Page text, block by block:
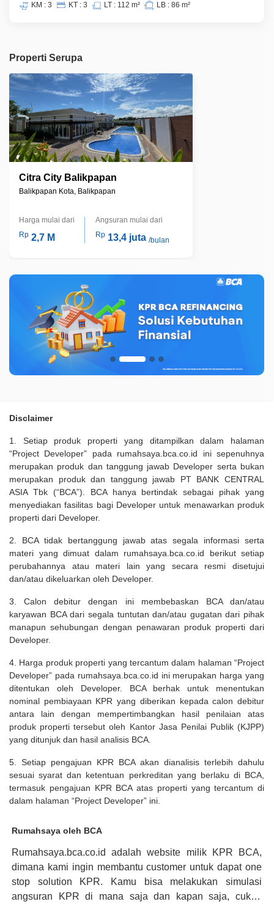
KM : 3 KT : 3 LT : 112 m² LB : 86 m²
Properti Serupa
Citra City Balikpapan
Balikpapan Kota, Balikpapan
Harga mulai dari
Rp 2,7 M
Angsuran mulai dari
Rp 13,4 juta /bulan
Disclaimer
1. Setiap produk properti yang ditampilkan dalam halaman
“Project Developer” pada rumahsaya.bca.co.id ini sepenuhnya
merupakan produk dan tanggung jawab Developer serta bukan
merupakan produk dan tanggung jawab PT BANK CENTRAL
ASIA Tbk (“BCA”). BCA hanya bertindak sebagai pihak yang
menyediakan fasilitas bagi Developer untuk menawarkan produk
properti dari Developer.
2. BCA tidak bertanggung jawab atas segala informasi serta
materi yang dimuat dalam rumahsaya.bca.co.id berikut setiap
perubahannya atau materi lain yang secara resmi disetujui
dan/atau dikeluarkan oleh Developer.
3. Calon debitur dengan ini membebaskan BCA dan/atau
karyawan BCA dari segala tuntutan dan/atau gugatan dari pihak
manapun sehubungan dengan penawaran produk properti dari
Developer.
4. Harga produk properti yang tercantum dalam halaman “Project
Developer” pada rumahsaya.bca.co.id ini merupakan harga yang
ditentukan oleh Developer. BCA berhak untuk menentukan
nominal pembiayaan KPR yang diberikan kepada calon debitur
antara lain dengan mempertimbangkan hasil penilaian atas
produk properti tersebut oleh Kantor Jasa Penilai Publik (KJPP)
yang ditunjuk dan hasil analisis BCA.
5. Setiap pengajuan KPR BCA akan dianalisis terlebih dahulu
sesuai syarat dan ketentuan perkreditan yang berlaku di BCA,
termasuk pengajuan KPR BCA atas properti yang tercantum di
dalam halaman “Project Developer” ini.
Rumahsaya oleh BCA
Rumahsaya.bca.co.id adalah website milik KPR BCA,
dimana kami ingin membantu customer untuk dapat one
stop solution KPR. Kamu bisa melakukan simulasi
angsuran KPR di mana saja dan kapan saja, cukup